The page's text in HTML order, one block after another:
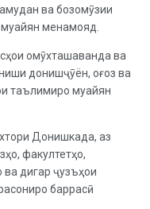
ва бозомӯзии
муайян менамояд.
омӯхташаванда ва
донишҷӯён, оғоз ва
таълимиро муайян
Донишкада, аз
факултетҳо,
дигар ҷузъҳои
баррасӣ